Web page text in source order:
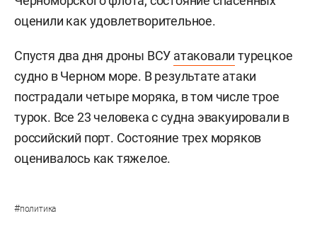
оценили как удовлетворительное.
Спустя два дня дроны ВСУ атаковали турецкое
судно в Черном море. В результате атаки
пострадали четыре моряка, в том числе трое
турок. Все 23 человека с судна эвакуировали в
российский порт. Состояние трех моряков
оценивалось как тяжелое.
#политика